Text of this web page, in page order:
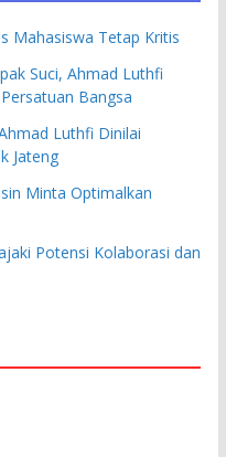
Mahasiswa Tetap Kritis
Suci, Ahmad Luthfi
Bangsa
Luthfi Dinilai
Jateng
Minta Optimalkan
Potensi Kolaborasi dan